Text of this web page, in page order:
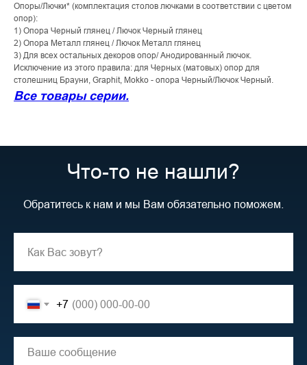
Опоры/Лючки* (комплектация столов лючками в соответствии с цветом
опор):
1) Опора Черный глянец / Лючок Черный глянец
2) Опора Металл глянец / Лючок Металл глянец
3) Для всех остальных декоров опор/ Анодированный лючок.
Исключение из этого правила: для Черных (матовых) опор для
столешниц Брауни, Graphit, Mokko - опора Черный/Лючок Черный.
Все товары серии.
Что-то не нашли?
Обратитесь к нам и мы Вам обязательно поможем.
+7